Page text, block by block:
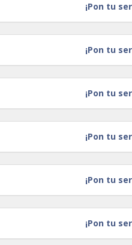
¡Pon tu
¡Pon tu
¡Pon tu
¡Pon tu
¡Pon tu
¡Pon tu